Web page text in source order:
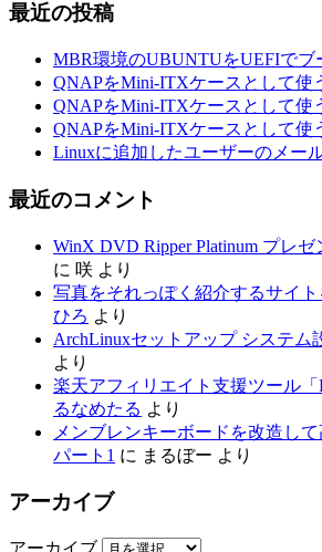
最近の投稿
MBR環境のUBUNTUをUEFIでブ
QNAPをMini-ITXケースとして
QNAPをMini-ITXケースとして
QNAPをMini-ITXケースとして
Linuxに追加したユーザーのメー
最近のコメント
WinX DVD Ripper Platinum プレゼ
に 咲 より
写真をそれっぽく紹介するサイ
ひろ より
ArchLinuxセットアップ システム
より
楽天アフィリエイト支援ツール「
るなめたる より
メンブレンキーボードを改造し
パート1 に まるぼー より
アーカイブ
アーカイブ